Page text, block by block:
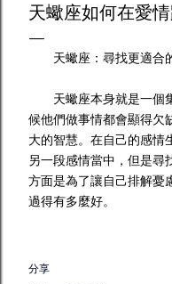
天蠍座如何在愛
天蠍座：尋找更適合
天蠍座本身就是一個
候他們做事情都會顯得欠
大的智慧。在自己的感情
另一段感情當中，但是尋
方面是為了讓自己排解憂
過得有多麼好。
分享